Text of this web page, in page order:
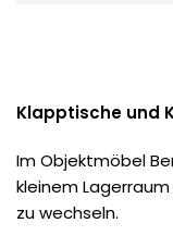
Klapptische und
Im Objektmöbel
kleinem
zu wechseln.